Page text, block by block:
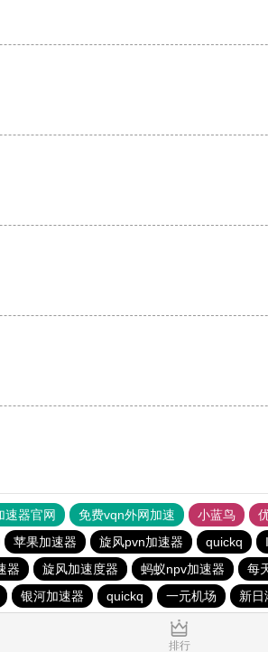
速器官网 免费vqn外网加速 小蓝鸟
苹果加速器 旋风pvn加速器 quickq
器 旋风加速度器 蚂蚁npv加速器 每
银河加速器 quickq 一元机场 新日
排行